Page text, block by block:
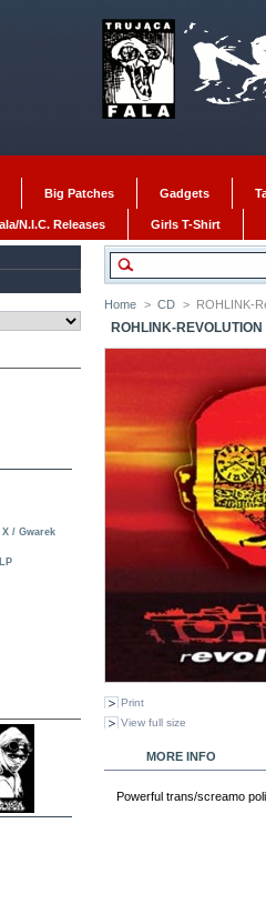
Big Patches Gadgets
N.I.C. Releases Girls T-Shirt
/ Gwarek
Home > CD > ROHLINK-
ROHLINK-REVOLUTION
Print
View full size
MORE INFO
Powerful trans/screamo